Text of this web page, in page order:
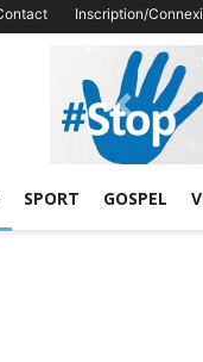
Inscription/
Previous
SPORT GOSPEL